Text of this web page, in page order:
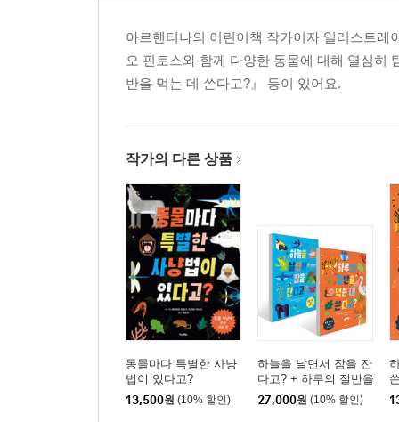
아르헨티나의 어린이책 작가이자 일러스트
오 핀토스와 함께 다양한 동물에 대해 열심히
반을 먹는 데 쓴다고?』 등이 있어요.
작가의 다른 상품
동물마다 특별한 사냥
법이 있다고?
13,500원 (10% 할인)
하늘을 날면서 잠을 잔
다고? + 하루의 절반을
먹는 데 쓴다고? 세트
27,000원 (10% 할인)